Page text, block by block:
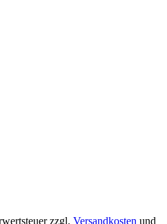
zzgl. Versandkosten und